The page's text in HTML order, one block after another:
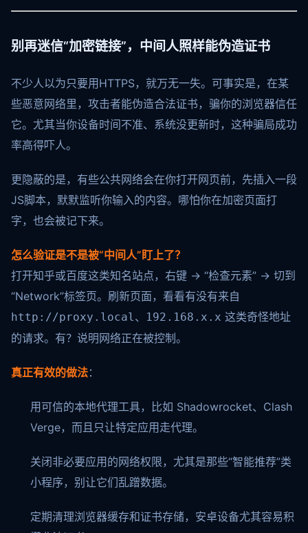
别再迷信“加密链接”，中间人照样能伪造证书
不少人以为只要用HTTPS，就万无一失。可事实是，在某
些恶意网络里，攻击者能伪造合法证书，骗你的浏览器信任
它。尤其当你设备时间不准、系统没更新时，这种骗局成功
率高得吓人。
更隐蔽的是，有些公共网络会在你打开网页前，先插入一段
JS脚本，默默监听你输入的内容。哪怕你在加密页面打
字，也会被记下来。
怎么验证是不是被“中间人”盯上了？
打开知乎或百度这类知名站点，右键 → “检查元素” → 切到
“Network”标签页。刷新页面，看看有没有来自
http://proxy.local 、 192.168.x.x 这类奇怪地址
的请求。有？说明网络正在被控制。
真正有效的做法：
用可信的本地代理工具，比如 Shadowrocket、Clash
Verge，而且只让特定应用走代理。
关闭非必要应用的网络权限，尤其是那些“智能推荐”类
小程序，别让它们乱蹭数据。
定期清理浏览器缓存和证书存储，安卓设备尤其容易积